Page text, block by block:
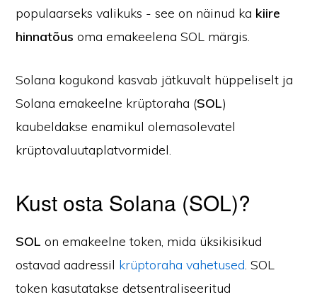
populaarseks valikuks - see on näinud ka kiire
hinnatõusoma emakeelena SOL märgis.
Solana kogukond kasvab jätkuvalt hüppeliselt ja
Solana emakeelne krüptoraha (SOL)
kaubeldakse enamikul olemasolevatel
krüptovaluutaplatvormidel.
Kust osta Solana (SOL)?
SOL on emakeelne token, mida üksikisikud
ostavad aadressil krüptoraha vahetused. SOL
token kasutatakse detsentraliseeritud